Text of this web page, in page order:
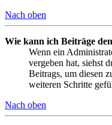
Nach oben
Wie kann ich Beiträge
Wenn ein
vergeben hat, siehst
Beitrags, um diesen
weiteren Schritte
Nach oben